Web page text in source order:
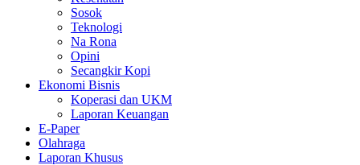
Sosok
Teknologi
Na Rona
Opini
Secangkir Kopi
Ekonomi Bisnis
Koperasi dan UKM
Laporan Keuangan
E-Paper
Olahraga
Laporan Khusus